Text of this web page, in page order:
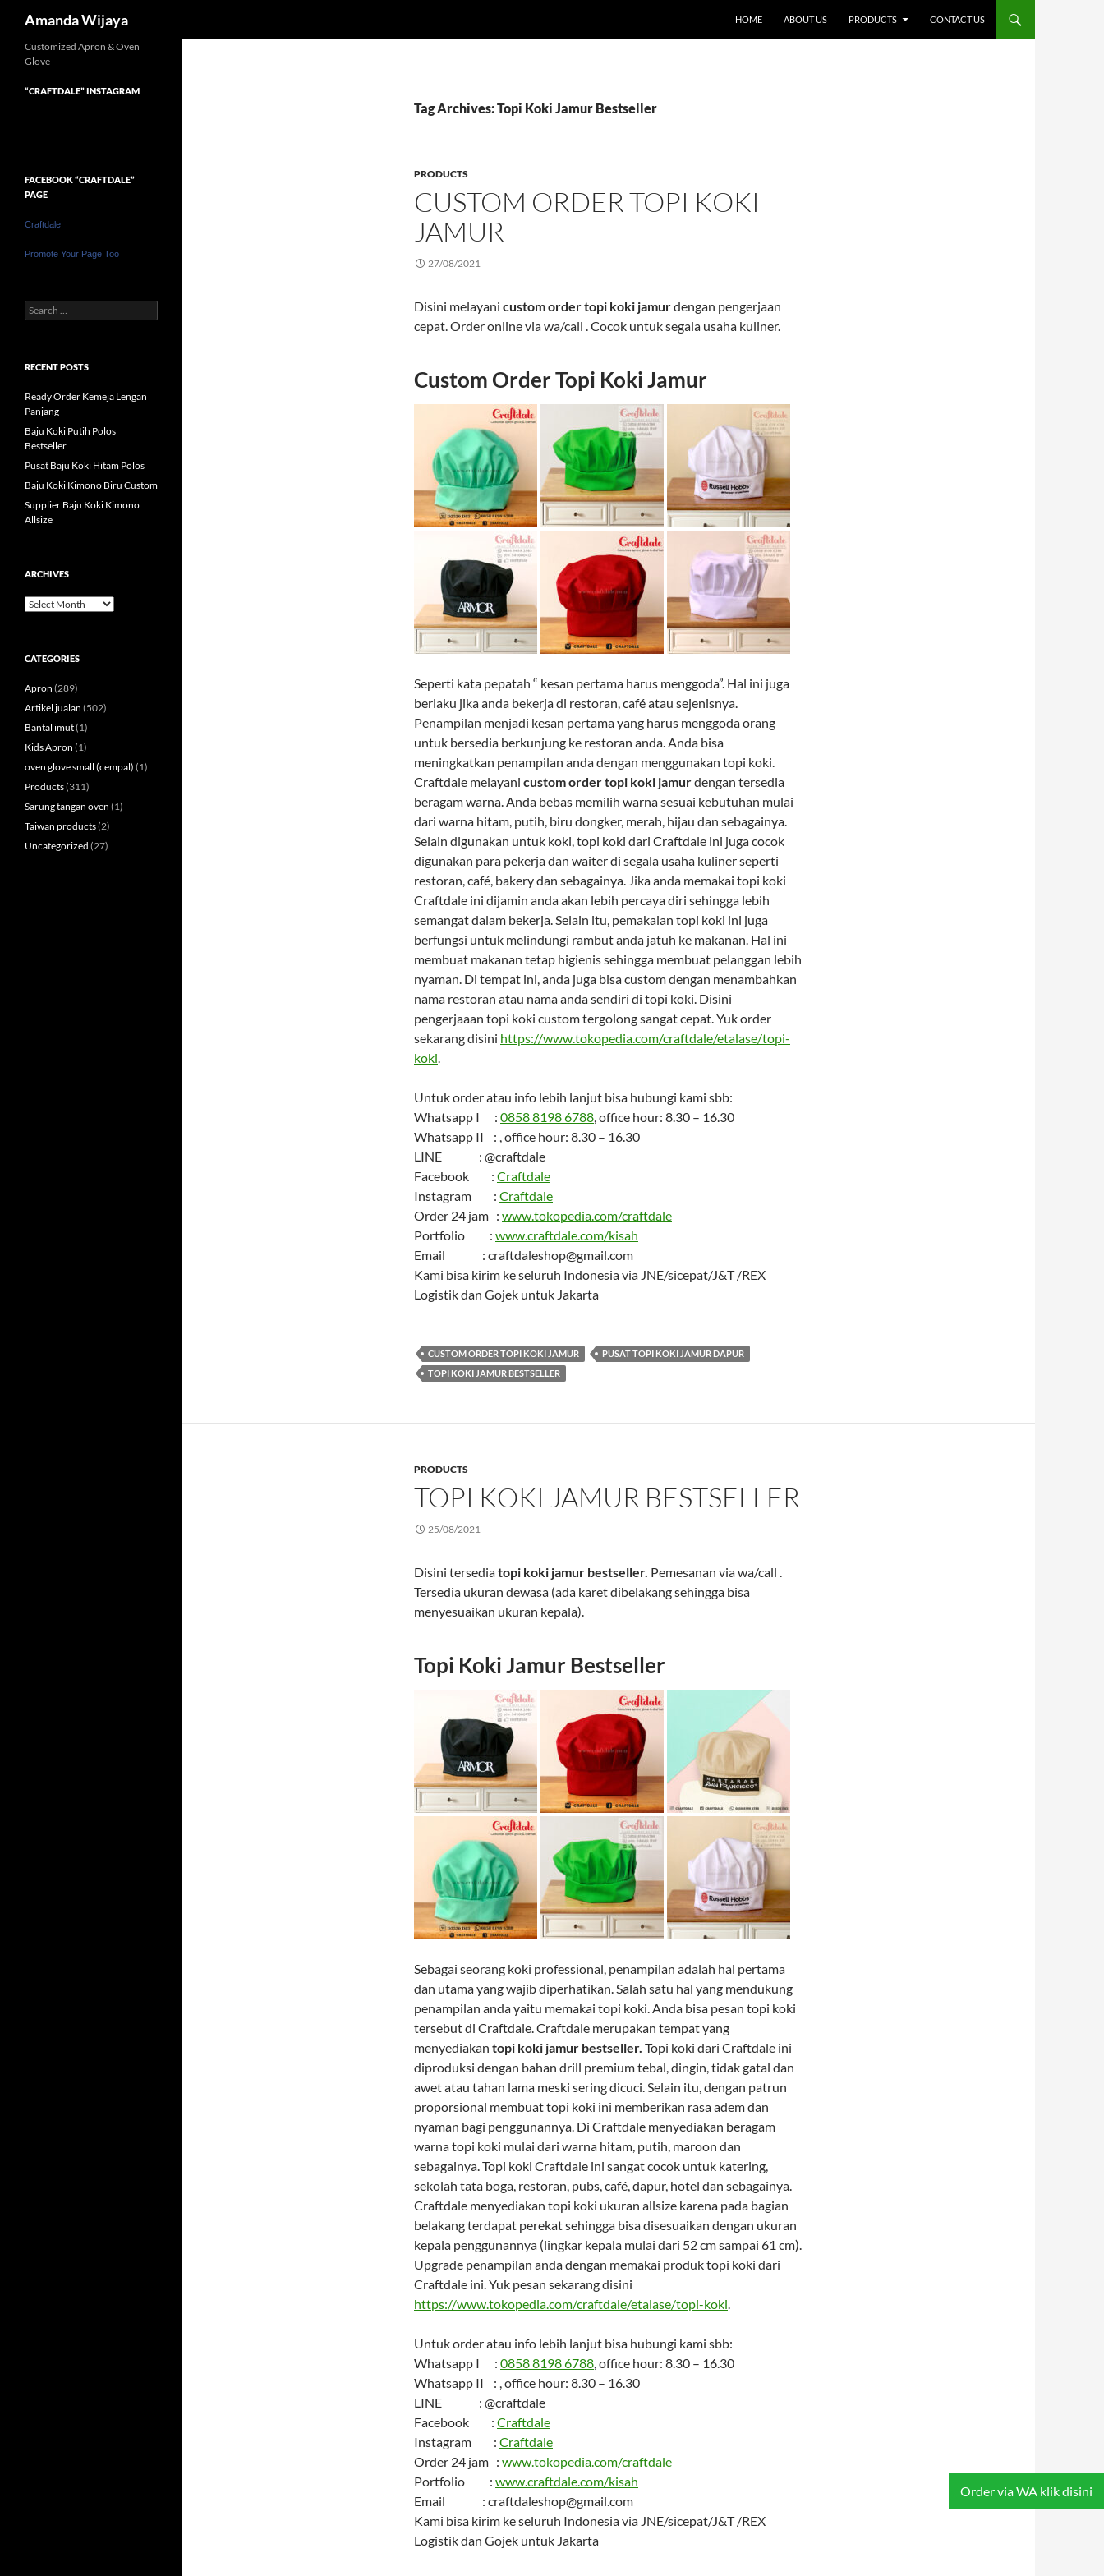
Amanda Wijaya
HOME
ABOUT US PRODUCTS CONTACT US
Tag Archives: Topi Koki Jamur Bestseller
PRODUCTS
CUSTOM ORDER TOPI KOKI
JAMUR
27/08/2021
Disini melayani custom order topi koki jamurdengan pengerjaan
cepat. Order online via wa/call . Cocok untuk segala usaha kuliner.
Custom Order Topi Koki Jamur
Seperti kata pepatah “ kesan pertama harus menggoda”. Hal ini juga
berlaku jika anda bekerja di restoran, café atau sejenisnya.
Penampilan menjadi kesan pertama yang harus menggoda orang
untuk bersedia berkunjung ke restoran anda. Anda bisa
meningkatkan penampilan anda dengan menggunakan topi koki.
Craftdale melayani custom order topi koki jamurdengan tersedia
beragam warna. Anda bebas memilih warna sesuai kebutuhan mulai
dari warna hitam, putih, biru dongker, merah, hijau dan sebagainya.
Selain digunakan untuk koki, topi koki dari Craftdale ini juga cocok
digunakan para pekerja dan waiter di segala usaha kuliner seperti
restoran, café, bakery dan sebagainya. Jika anda memakai topi koki
Craftdale ini dijamin anda akan lebih percaya diri sehingga lebih
semangat dalam bekerja. Selain itu, pemakaian topi koki ini juga
berfungsi untuk melindungi rambut anda jatuh ke makanan. Hal ini
membuat makanan tetap higienis sehingga membuat pelanggan lebih
nyaman. Di tempat ini, anda juga bisa custom dengan menambahkan
nama restoran atau nama anda sendiri di topi koki. Disini
pengerjaaan topi koki custom tergolong sangat cepat. Yuk order
sekarang disini https://www.tokopedia.com/craftdale/etalase/topi-
koki.
Untuk order atau info lebih lanjut bisa hubungi kami sbb:
Whatsapp I : 0858 8198 6788, office hour: 8.30 – 16.30
Whatsapp II : , office hour: 8.30 – 16.30
LINE : @craftdale
Facebook : Craftdale
Instagram : Craftdale
Order 24 jam : www.tokopedia.com/craftdale
Portfolio : www.craftdale.com/kisah
Email : craftdaleshop@gmail.com
Kami bisa kirim ke seluruh Indonesia via JNE/sicepat/J&T /REX
Logistik dan Gojek untuk Jakarta
CUSTOM ORDER TOPI KOKI JAMUR
PUSAT TOPI KOKI JAMUR DAPUR
TOPI KOKI JAMUR BESTSELLER
PRODUCTS
TOPI KOKI JAMUR BESTSELLER
25/08/2021
Disini tersediatopi koki jamur bestseller. Pemesanan via wa/call .
Tersedia ukuran dewasa (ada karet dibelakang sehingga bisa
menyesuaikan ukuran kepala).
Topi Koki Jamur Bestseller
Sebagai seorang koki professional, penampilan adalah hal pertama
dan utama yang wajib diperhatikan. Salah satu hal yang mendukung
penampilan anda yaitu memakai topi koki. Anda bisa pesan topi koki
tersebut di Craftdale. Craftdale merupakan tempat yang
menyediakan topi koki jamur bestseller. Topi koki dari Craftdale ini
diproduksi dengan bahan drill premium tebal, dingin, tidak gatal dan
awet atau tahan lama meski sering dicuci. Selain itu, dengan patrun
proporsional membuat topi koki ini memberikan rasa adem dan
nyaman bagi penggunannya. Di Craftdale menyediakan beragam
warna topi koki mulai dari warna hitam, putih, maroon dan
sebagainya. Topi koki Craftdale ini sangat cocok untuk katering,
sekolah tata boga, restoran, pubs, café, dapur, hotel dan sebagainya.
Craftdale menyediakan topi koki ukuran allsize karena pada bagian
belakang terdapat perekat sehingga bisa disesuaikan dengan ukuran
kepala penggunannya (lingkar kepala mulai dari 52 cm sampai 61 cm).
Upgrade penampilan anda dengan memakai produk topi koki dari
Craftdale ini. Yuk pesan sekarang disini
https://www.tokopedia.com/craftdale/etalase/topi-koki.
Untuk order atau info lebih lanjut bisa hubungi kami sbb:
Whatsapp I : 0858 8198 6788, office hour: 8.30 – 16.30
Whatsapp II : , office hour: 8.30 – 16.30
LINE : @craftdale
Facebook : Craftdale
Instagram : Craftdale
Order 24 jam : www.tokopedia.com/craftdale
Portfolio : www.craftdale.com/kisah
Email : craftdaleshop@gmail.com
Kami bisa kirim ke seluruh Indonesia via JNE/sicepat/J&T /REX
Logistik dan Gojek untuk Jakarta
Customized Apron & Oven
Glove
“CRAFTDALE” INSTAGRAM
FACEBOOK “CRAFTDALE”
PAGE
Craftdale
Promote Your Page Too
Search
for:
RECENT POSTS
Ready Order Kemeja Lengan
Panjang
Baju Koki Putih Polos
Bestseller
Pusat Baju Koki Hitam Polos
Baju Koki Kimono Biru Custom
Supplier Baju Koki Kimono
Allsize
ARCHIVES
Archives
CATEGORIES
Apron (289)
Artikel jualan (502)
Bantal imut(1)
Kids Apron (1)
oven glove small (cempal) (1)
Products(311)
Sarung tangan oven (1)
Taiwan products(2)
Uncategorized (27)
Order via WA klik disini